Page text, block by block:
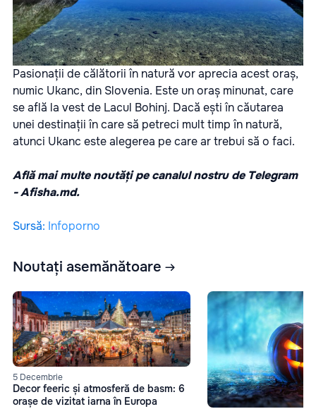
Pasionații de călătorii în natură vor aprecia acest oraș,
numic Ukanc, din Slovenia. Este un oraș minunat, care
se află la vest de Lacul Bohinj. Dacă ești în căutarea
unei destinații în care să petreci mult timp în natură,
atunci Ukanc este alegerea pe care ar trebui să o faci.
Află mai multe noutăți pe canalul nostru de Telegram
-Afisha.md.
Sursă: Infoporno
Noutați asemănătoare
5 Decembrie
Decor feeric și atmosferă de basm: 6
orașe de vizitat iarna în Europa